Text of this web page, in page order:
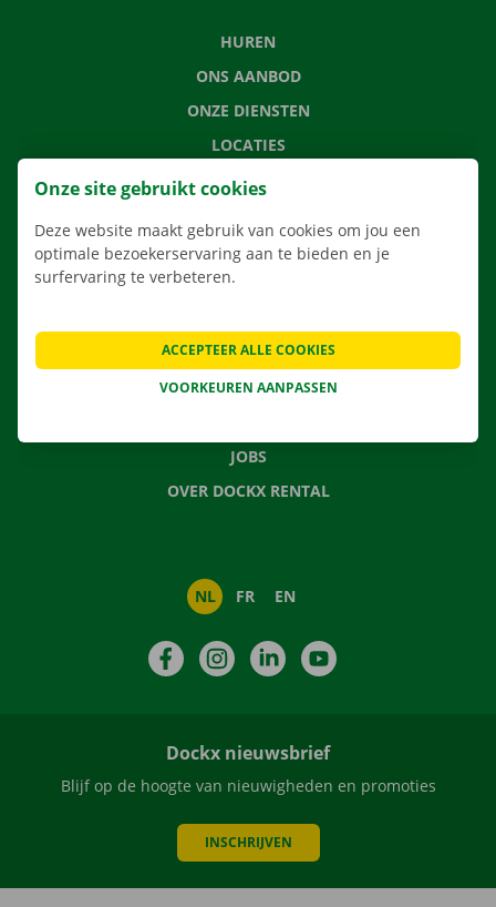
HUREN
ONS AANBOD
ONZE DIENSTEN
LOCATIES
APP
VEELGESTELDE VRAGEN
NIEUWS
JOBS
OVER DOCKX RENTAL
NL FR EN
FacebookInstagramLinkedIn
Dockx nieuwsbrief
Blijf op de hoogte van nieuwigheden en promoties
INSCHRIJVEN
Onze site gebruikt cookies
Deze website maakt gebruik van cookies om jou een
optimale bezoekerservaring aan te bieden en je
surfervaring te verbeteren.
VOORKEUREN AANPASSEN
ACCEPTEER ALLE COOKIES